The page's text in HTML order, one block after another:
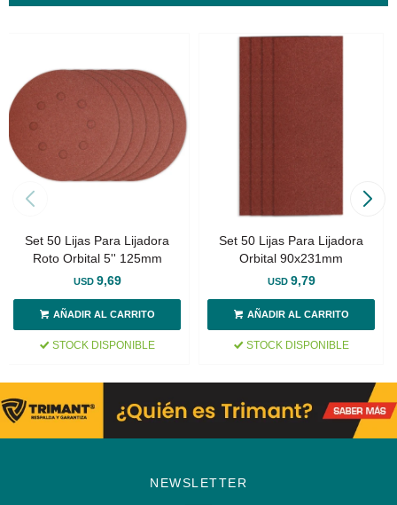
Set 50 Lijas Para Lijadora
Roto Orbital 5'' 125mm
USD 9,69
STOCK DISPONIBLE
Set 50 Lijas Para Lijadora
Orbital 90x231mm
USD 9,79
STOCK DISPONIBLE
NEWSLETTER